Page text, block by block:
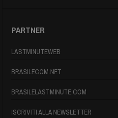
PARTNER
LASTMINUTEWEB
BRASILECOM.NET
BRASILELASTMINUTE.COM
ISCRIVITI ALLA NEWSLETTER